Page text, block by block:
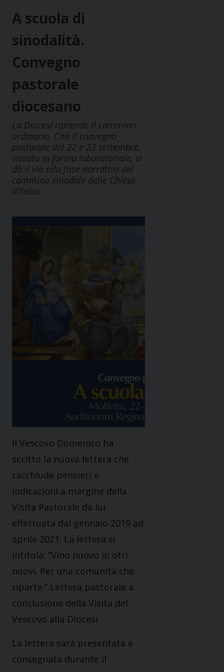
A scuola di
sinodalità.
Convegno
pastorale
diocesano
La Diocesi riprende il cammino
ordinario. Con il convegno
pastorale del 22 e 23 settembre,
vissuto in forma laboratoriale, si
dà il via alla fase narrativa del
cammino sinodale delle Chiese
d’Italia.
Il Vescovo Domenico ha
scritto la nuova lettera che
racchiude pensieri e
indicazioni a margine della
Visita Pastorale da lui
effettuata dal gennaio 2019 ad
aprile 2021. La lettera si
intitola: “Vino nuovo in otri
nuovi. Per una comunità che
riparte.” Lettera pastorale a
conclusione della Visita del
Vescovo alla Diocesi.
La lettera sarà presentata e
consegnata durante il